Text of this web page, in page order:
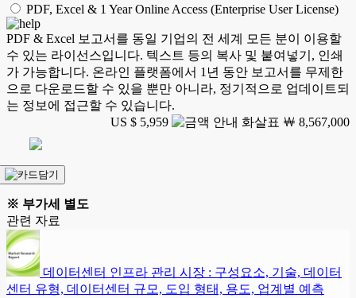
PDF, Excel & 1 Year Online Access (Enterprise User License)
PDF & Excel 보고서를 동일 기업의 전 세계 모든 분이 이용할
수 있는 라이선스입니다. 텍스트 등의 복사 및 붙여넣기, 인쇄
가 가능합니다. 온라인 플랫폼에서 1년 동안 보고서를 무제한
으로 다운로드할 수 있을 뿐만 아니라, 정기적으로 업데이트되
는 정보에 접근할 수 있습니다.
US $ 5,959
￦ 8,567,000
※ 부가세 별도
관련 자료
데이터센터 인프라 관리 시장 : 구성요소, 기술, 데이터
센터 유형, 데이터센터 규모, 도입 형태, 용도, 업계별 예측